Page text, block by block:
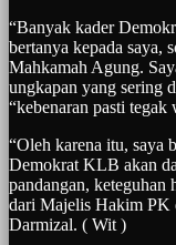
“Banyak kader
bertanya kepada saya,
Mahkamah Agung.
ungkapan yang sering
“kebenaran pasti
“Oleh karena itu, saya
Demokrat KLB akan
pandangan, keteguhan
dari Majelis Hakim PK
Darmizal. ( Wit )